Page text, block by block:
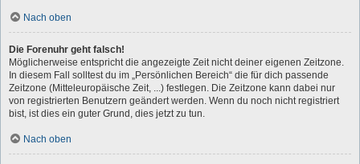
Nach oben
Die Forenuhr geht falsch!
Möglicherweise entspricht die angezeigte Zeit nicht deiner eigenen Zeitzone.
In diesem Fall solltest du im „Persönlichen Bereich“ die für dich passende
Zeitzone (Mitteleuropäische Zeit, ...) festlegen. Die Zeitzone kann dabei nur
von registrierten Benutzern geändert werden. Wenn du noch nicht registriert
bist, ist dies ein guter Grund, dies jetzt zu tun.
Nach oben